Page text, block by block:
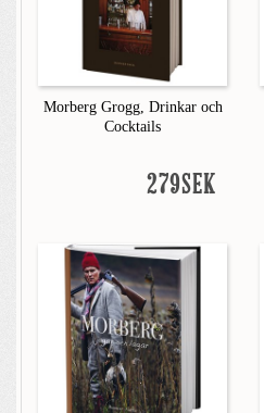
Morberg Grogg, Drinkar och
Cocktails
279SEK